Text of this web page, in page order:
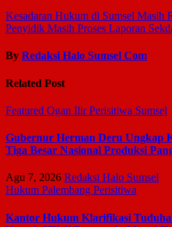
Navigasi
pos
Kesadaran Hukum di Sumsel Masih
Penyidik Masih Proses Laporan
By Redaksi Halo Sumsel Com
Related Post
Featured Ogan IlirPerisitiwa Sumsel
Gubernur Herman Deru Ungkap
Tiga Besar Nasional Produksi
Agu 7, 2026 Redaksi Halo Sumsel
Hukum Palembang Perisitiwa
Kantor Hukum Klarifikasi